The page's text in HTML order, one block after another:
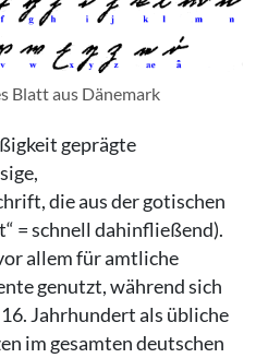
Blatt aus Dänemark
geprägte
die aus der gotischen
= schnell dahinfließend).
allem für amtliche
genutzt, während sich
Jahrhundert als übliche
im gesamten deutschen